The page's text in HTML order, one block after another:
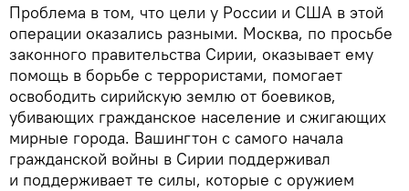
Проблема в том, что цели у России и США в этой
операции оказались разными. Москва, по просьбе
законного правительства Сирии, оказывает ему
помощь в борьбе с террористами, помогает
освободить сирийскую землю от боевиков,
убивающих гражданское население и сжигающих
мирные города. Вашингтон с самого начала
гражданской войны в Сирии поддерживал
и поддерживает те силы, которые с оружием